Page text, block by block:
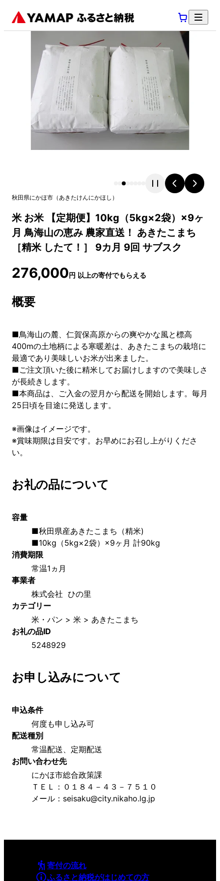
秋田県にかほ市 （あきたけんにかほし ）
米 お米 【定期便】10kg（5kg×2袋）×9ヶ
月 鳥海山の恵み 農家直送！ あきたこまち
［精米 したて！］ 9カ月 9回 サブスク
276,000円 以上の寄付でもらえる
概要
■鳥海山の麓、仁賀保高原からの爽やかな風と標高
400mの土地柄による寒暖差は、あきたこまちの栽培に
最適であり美味しいお米が出来ました。
■ご注文頂いた後に精米してお届けしますので美味しさ
が長続きします。
■本商品は、ご入金の翌月から配送を開始します。毎月
25日頃を目途に発送します。
※画像はイメージです。
※賞味期限は目安です。お早めにお召し上がりくださ
い。
お礼の品について
容量
■秋田県産あきたこまち（精米)
■10kg（5kg×2袋）×9ヶ月 計90kg
消費期限
常温1ヵ月
事業者
株式会社  ひの里
カテゴリー
米・パン > 米 > あきたこまち
お礼の品ID
5248929
お申し込みについて
申込条件
何度も申し込み可
配送種別
常温配送、定期配送
お問い合わせ先
にかほ市総合政策課
ＴＥＬ：０１８４－４３－７５１０
メール：seisaku@city.nikaho.lg.jp
寄付の流れ
ふるさと納税がはじめての方